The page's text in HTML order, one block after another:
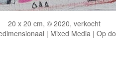
20 x 20 cm, © 2020, verkocht
| Mixed Media | Op